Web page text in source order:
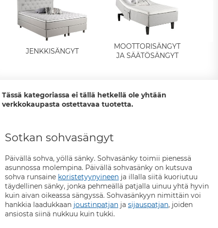
JENKKISÄNGYT
MOOTTORISÄNGYT
JA SÄÄTÖSÄNGYT
Tässä kategoriassa ei tällä hetkellä ole yhtään
verkkokaupasta ostettavaa tuotetta.
Sotkan sohvasängyt
Päivällä sohva, yöllä sänky. Sohvasänky toimii pienessä
asunnossa molempina. Päivällä sohvasänky on kutsuva
sohva runsaine koristetyynyineen ja illalla siitä kuoriutuu
täydellinen sänky, jonka pehmeällä patjalla uinuu yhtä hyvin
kuin aivan oikeassa sängyssä. Sohvasänkyyn nimittäin voi
hankkia laadukkaan joustinpatjan ja sijauspatjan, joiden
ansiosta siinä nukkuu kuin tukki.